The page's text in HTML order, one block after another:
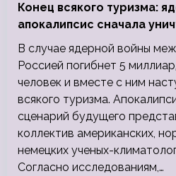
Конец всякого туризма:
апокалипсис сначала
миллионов, а потом 5
людей
В случае ядерной войны
Россией погибнет 5
человек и вместе с ним
всякого туризма.
сценарий будущего
коллектив американских,
немецких ученых-
Согласно исследованиям,…